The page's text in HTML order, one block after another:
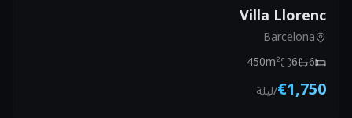
Villa Llorenc
Barcelona
6
6
450m²
€1,750
/ليلة